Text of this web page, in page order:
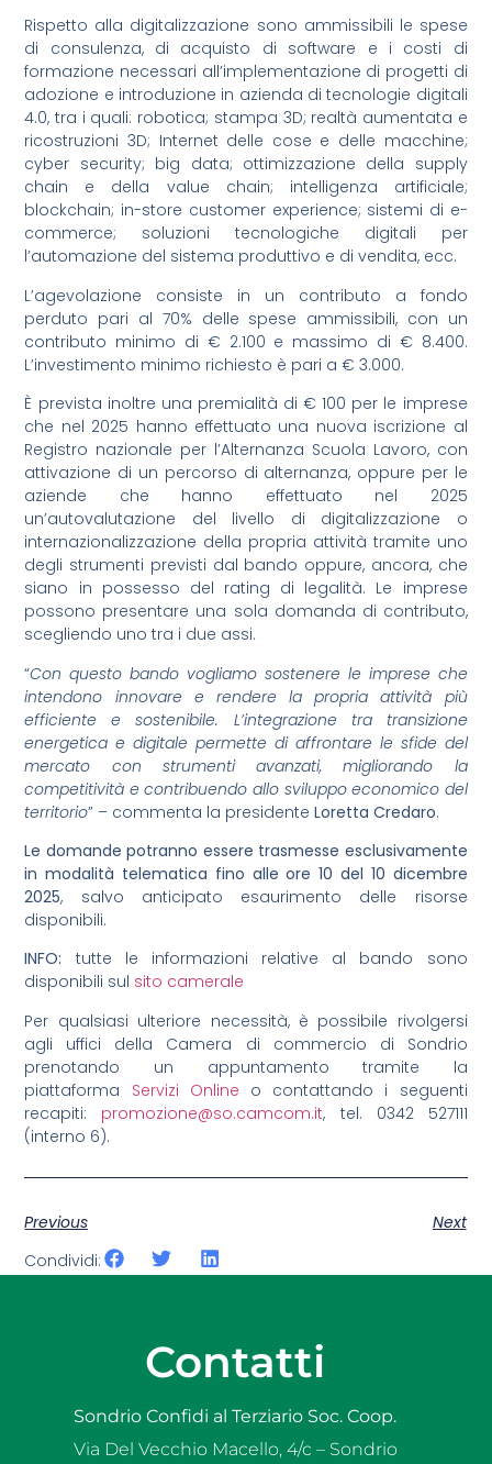
Rispetto alla digitalizzazione sono ammissibili le spese
di consulenza, di acquisto di software e i costi di
formazione necessari all’implementazione di progetti di
adozione e introduzione in azienda di tecnologie digitali
4.0, tra i quali: robotica; stampa 3D; realtà aumentata e
ricostruzioni 3D; Internet delle cose e delle macchine;
cyber security; big data; ottimizzazione della supply
chain e della value chain; intelligenza artificiale;
blockchain; in-store customer experience; sistemi di e-
commerce; soluzioni tecnologiche digitali per
l’automazione del sistema produttivo e di vendita, ecc.
L’agevolazione consiste in un contributo a fondo
perduto pari al 70% delle spese ammissibili, con un
contributo minimo di € 2.100 e massimo di € 8.400.
L’investimento minimo richiesto è pari a € 3.000.
È prevista inoltre una premialità di € 100 per le imprese
che nel 2025 hanno effettuato una nuova iscrizione al
Registro nazionale per l’Alternanza Scuola Lavoro, con
attivazione di un percorso di alternanza, oppure per le
aziende che hanno effettuato nel 2025
un’autovalutazione del livello di digitalizzazione o
internazionalizzazione della propria attività tramite uno
degli strumenti previsti dal bando oppure, ancora, che
siano in possesso del rating di legalità. Le imprese
possono presentare una sola domanda di contributo,
scegliendo uno tra i due assi.
“Con questo bando vogliamo sostenere le imprese che
intendono innovare e rendere la propria attività più
efficiente e sostenibile. L’integrazione tra transizione
energetica e digitale permette di affrontare le sfide del
mercato con strumenti avanzati, migliorando la
competitività e contribuendo allo sviluppo economico del
territorio” – commenta la presidenteLoretta Credaro.
Le domande potranno essere trasmesse esclusivamente
in modalità telematica fino alle ore 10 del 10 dicembre
2025, salvo anticipato esaurimento delle risorse
disponibili.
INFO: tutte le informazioni relative al bando sono
disponibili sul sito camerale
Per qualsiasi ulteriore necessità, è possibile rivolgersi
agli uffici della Camera di commercio di Sondrio
prenotando un appuntamento tramite la
piattaforma Servizi Online o contattando i seguenti
recapiti: promozione@so.camcom.it, tel. 0342 527111
(interno 6).
Previous
Next
Condividi:
Contatti
Sondrio Confidi al Terziario Soc. Coop.
Via Del Vecchio Macello, 4/c – Sondrio